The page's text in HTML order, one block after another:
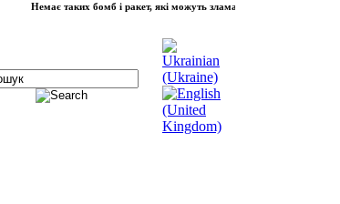
Немає таких бомб і ракет, які можуть зламати волю народу, - Президент